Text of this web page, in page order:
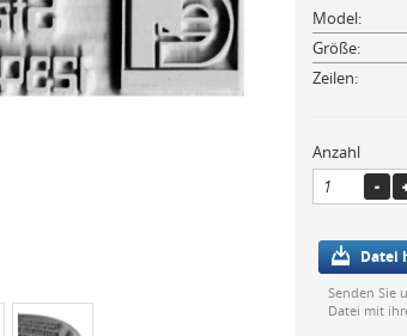
Model:
Größe:
Zeilen:
Anzahl
Datei
Senden Sie
Datei mit